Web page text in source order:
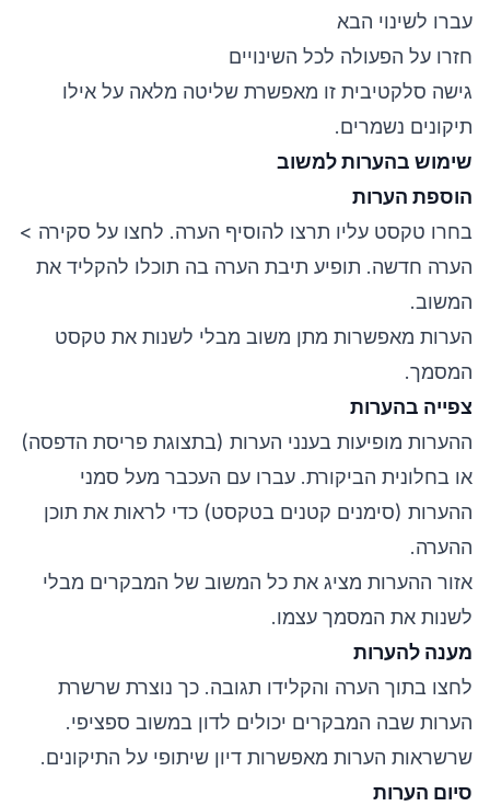
עברו לשינוי הבא
חזרו על הפעולה לכל השינויים
גישה סלקטיבית זו מאפשרת שליטה מלאה על אילו
תיקונים נשמרים.
שימוש בהערות למשוב
הוספת הערות
בחרו טקסט עליו תרצו להוסיף הערה. לחצו על סקירה >
הערה חדשה. תופיע תיבת הערה בה תוכלו להקליד את
המשוב.
הערות מאפשרות מתן משוב מבלי לשנות את טקסט
המסמך.
צפייה בהערות
ההערות מופיעות בענני הערות (בתצוגת פריסת הדפסה)
או בחלונית הביקורת. עברו עם העכבר מעל סמני
ההערות (סימנים קטנים בטקסט) כדי לראות את תוכן
ההערה.
אזור ההערות מציג את כל המשוב של המבקרים מבלי
לשנות את המסמך עצמו.
מענה להערות
לחצו בתוך הערה והקלידו תגובה. כך נוצרת שרשרת
הערות שבה המבקרים יכולים לדון במשוב ספציפי.
שרשראות הערות מאפשרות דיון שיתופי על התיקונים.
סיום הערות